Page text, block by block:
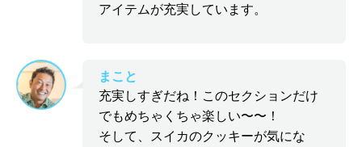
アイテムが充実しています。
まこと
充実しすぎだね！このセクションだけ
でもめちゃくちゃ楽しい〜〜！
そして、スイカのクッキーが気にな